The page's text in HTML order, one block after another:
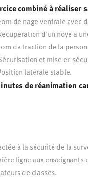
combiné à réaliser
de nage ventrale avec
d’un noyé à
de traction de la
et mise en
latérale stable.
de réanimation
à la sécurité de la
ligne aux
de classes.